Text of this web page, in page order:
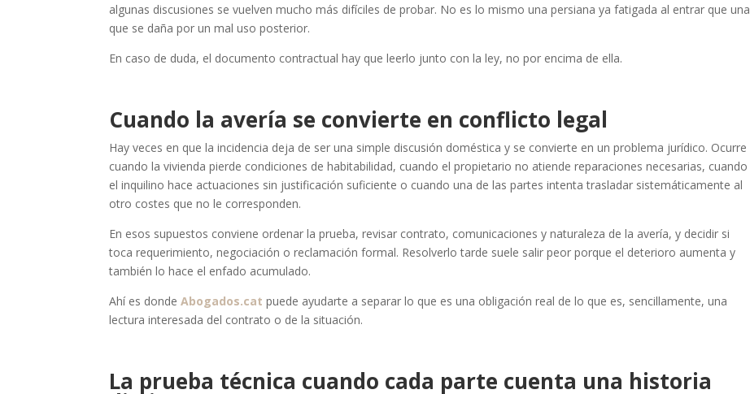
algunas discusiones se vuelven mucho más difíciles de probar. No es lo mismo una persiana ya fatigada al entrar que una
que se daña por un mal uso posterior.
En caso de duda, el documento contractual hay que leerlo junto con la ley, no por encima de ella.
Cuando la avería se convierte en conflicto legal
Hay veces en que la incidencia deja de ser una simple discusión doméstica y se convierte en un problema jurídico. Ocurre
cuando la vivienda pierde condiciones de habitabilidad, cuando el propietario no atiende reparaciones necesarias, cuando
el inquilino hace actuaciones sin justificación suficiente o cuando una de las partes intenta trasladar sistemáticamente al
otro costes que no le corresponden.
En esos supuestos conviene ordenar la prueba, revisar contrato, comunicaciones y naturaleza de la avería, y decidir si
toca requerimiento, negociación o reclamación formal. Resolverlo tarde suele salir peor porque el deterioro aumenta y
también lo hace el enfado acumulado.
Ahí es dondeAbogados.cat puede ayudarte a separar lo que es una obligación real de lo que es, sencillamente, una
lectura interesada del contrato o de la situación.
La prueba técnica cuando cada parte cuenta una historia